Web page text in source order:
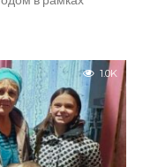
1.0K